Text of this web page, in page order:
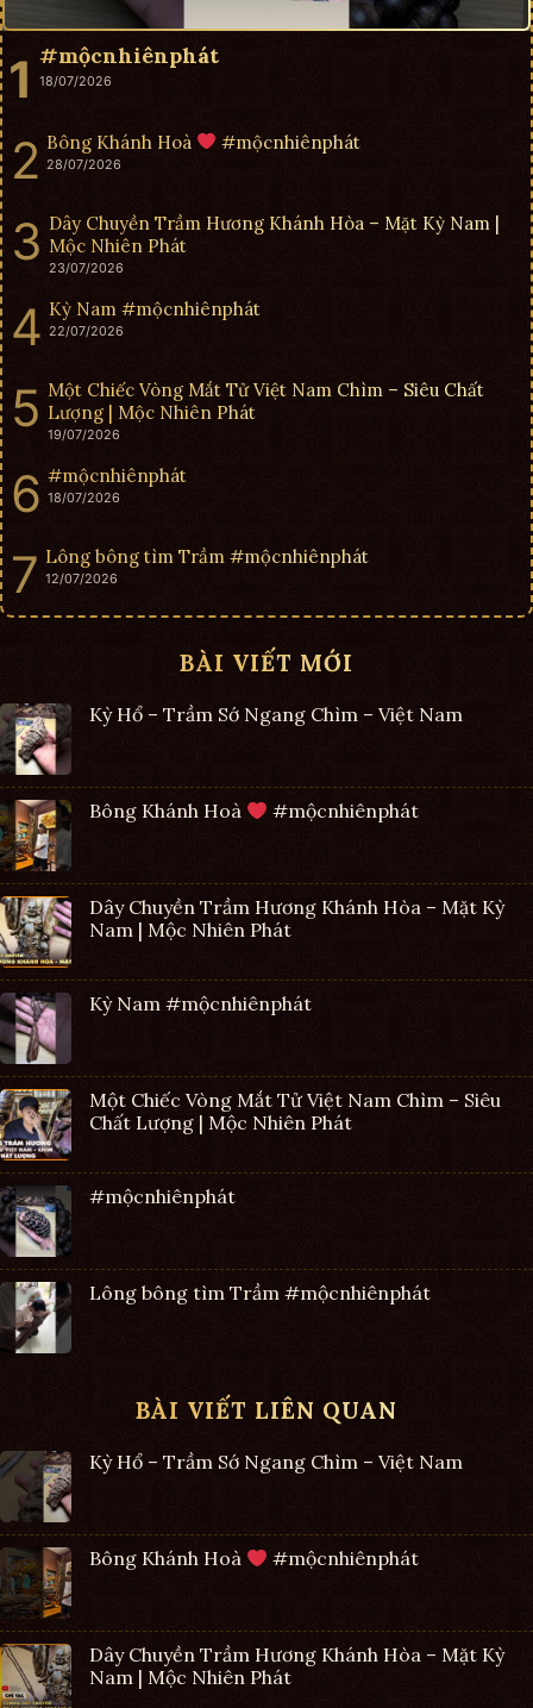
#mộcnhiênphát
18/07/2026
Bông Khánh Hoà #mộcnhiênphát
28/07/2026
Dây Chuyền Trầm Hương Khánh Hòa – Mặt Kỳ Nam |
Mộc Nhiên Phát
23/07/2026
Kỳ Nam #mộcnhiênphát
22/07/2026
Một Chiếc Vòng Mắt Tử Việt Nam Chìm – Siêu Chất
Lượng | Mộc Nhiên Phát
19/07/2026
#mộcnhiênphát
18/07/2026
Lông bông tìm Trầm #mộcnhiênphát
12/07/2026
BÀI VIẾT MỚI
Kỳ Hổ – Trầm Sớ Ngang Chìm – Việt Nam
Bông Khánh Hoà #mộcnhiênphát
Dây Chuyền Trầm Hương Khánh Hòa – Mặt Kỳ
Nam | Mộc Nhiên Phát
Kỳ Nam #mộcnhiênphát
Một Chiếc Vòng Mắt Tử Việt Nam Chìm – Siêu
Chất Lượng | Mộc Nhiên Phát
#mộcnhiênphát
Lông bông tìm Trầm #mộcnhiênphát
BÀI VIẾT LIÊN QUAN
Kỳ Hổ – Trầm Sớ Ngang Chìm – Việt Nam
Bông Khánh Hoà #mộcnhiênphát
Dây Chuyền Trầm Hương Khánh Hòa – Mặt Kỳ
Nam | Mộc Nhiên Phát